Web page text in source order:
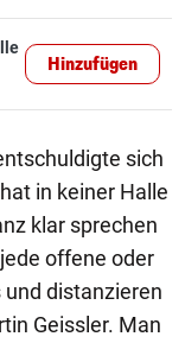
Hinzufügen
sich
in keiner Halle
klar sprechen
offene oder
distanzieren
Geissler. Man